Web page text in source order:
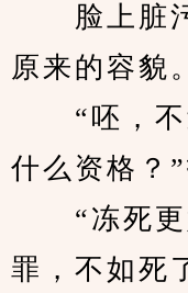
脸上脏污
原来的容貌。
“呸，不
什么资格？
“冻死更
罪，不如死